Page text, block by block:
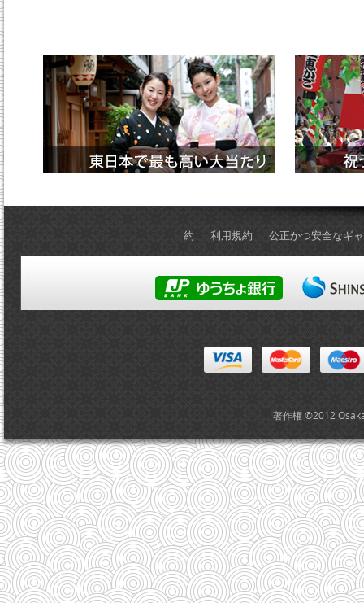
約 利用規約 公正かつ安全なギ
著作権 ©2012